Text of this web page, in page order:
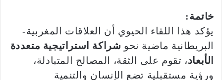
خاتمة:
يؤكد هذا اللقاء الحيوي أن العلاقات المغربية-
البريطانية ماضية نحو شراكة استراتيجية متعددة
الأبعاد، تقوم على الثقة، المصالح المتبادلة،
ورؤية مستقبلية تضع الإنسان والتنمية